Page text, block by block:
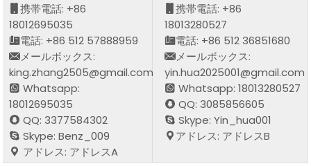
携帯電話: +86
18012695035
電話: +86 512 57888959
メールボックス:
king.zhang2505@gmail.com
Whatsapp:
18012695035
QQ: 3377584302
Skype: Benz_009
アドレス: アドレスA
携帯電話: +86
18013280527
電話: +86 512 36851680
メールボックス:
yin.hua2025001@gmail.com
Whatsapp: 18013280527
QQ: 3085856605
Skype: Yin_hua001
アドレス: アドレスB